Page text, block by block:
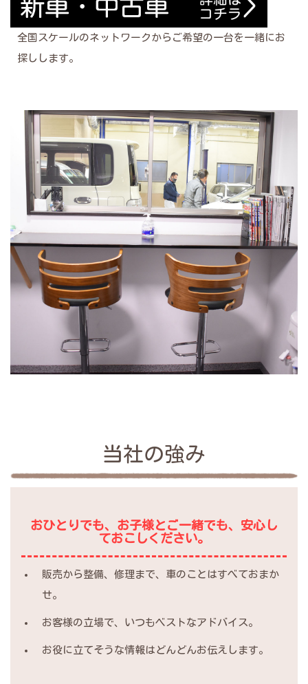
全国スケールのネットワークからご希望の一台を一緒にお
探しします。
当社の強み
おひとりでも、お子様とご一緒でも、安心し
ておこしください。
販売から整備、修理まで、車のことはすべておまか
せ。
お客様の立場で、いつもベストなアドバイス。
お役に立てそうな情報はどんどんお伝えします。